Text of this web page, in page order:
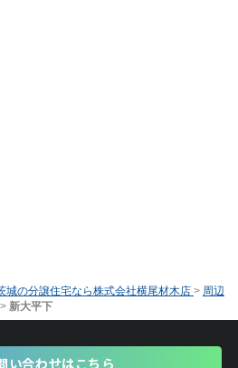
城の分譲住宅なら株式会社横尾材木店 > 周辺
> 新大平下
い合わせはこちら